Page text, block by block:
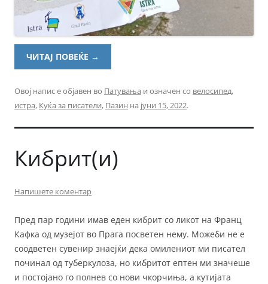
ЧИТАЈ ПОВЕЌЕ →
Овој напис е објавен во Патувања и означен со велосипед,
истра, Куќа за писатели, Пазин на јуни 15, 2022.
Кибрит(и)
Напишете коментар
Пред пар години имав еден кибрит со ликот на Франц
Кафка од музејот во Прага посветен нему. Можеби не е
соодветен сувенир знаејќи дека омилениот ми писател
починал од туберкулоза, но кибритот ептен ми значеше
и постојано го полнев со нови чкорчиња, а кутијата